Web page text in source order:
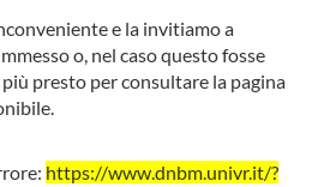
e la invitiamo a
o, nel caso questo fosse
presto per consultare la pagina
https://www.dnbm.univr.it/?